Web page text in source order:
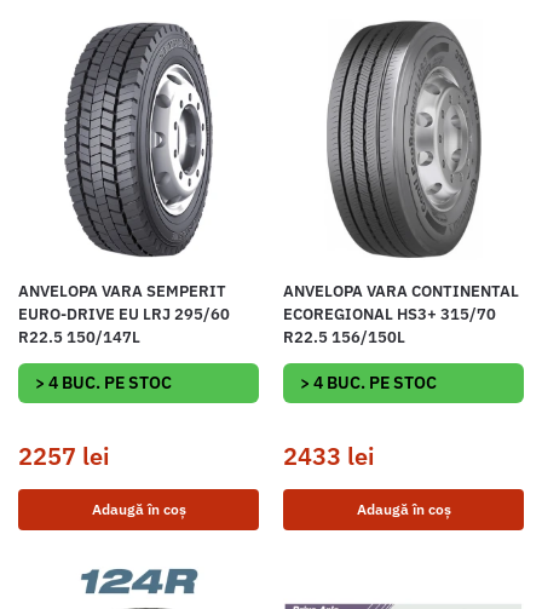
ANVELOPA VARA SEMPERIT
EURO-DRIVE EU LRJ 295/60
R22.5 150/147L
> 4 BUC. PE STOC
2257 lei
Adaugă în coș
ANVELOPA VARA CONTINENTAL
ECOREGIONAL HS3+ 315/70
R22.5 156/150L
> 4 BUC. PE STOC
2433 lei
Adaugă în coș